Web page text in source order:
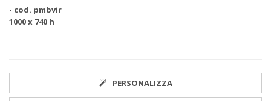
- cod. pmbvir
1000 x 740 h
PERSONALIZZA